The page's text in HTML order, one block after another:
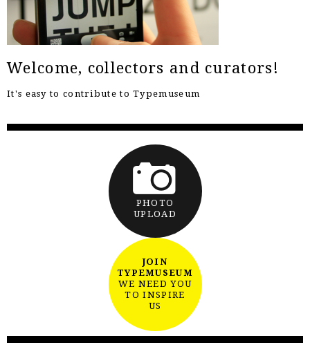
Welcome, collectors and curators!
It's easy to contribute to Typemuseum
PHOTO
UPLOAD
JOIN
TYPEMUSEUM
WE NEED YOU
TO INSPIRE
US